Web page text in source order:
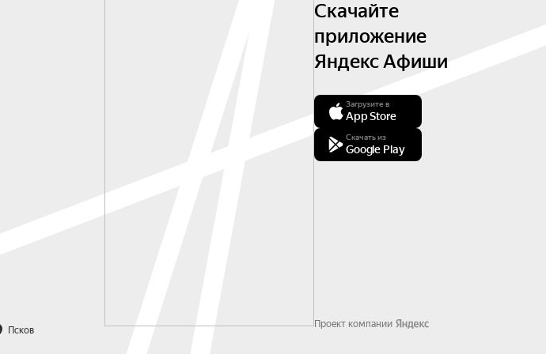
Псков
Скачайте
приложение
Яндекс Афиши
Загрузите в
App Store
Скачать из
Google Play
Проект компании